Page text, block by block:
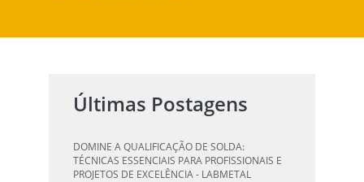
Últimas Postagens
DOMINE A QUALIFICAÇÃO DE SOLDA:
TÉCNICAS ESSENCIAIS PARA PROFISSIONAIS E
PROJETOS DE EXCELÊNCIA - LABMETAL